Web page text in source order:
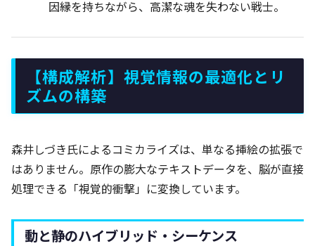
因縁を持ちながら、高潔な魂を失わない戦士。
【構成解析】視覚情報の最適化とリ
ズムの構築
森井しづき氏によるコミカライズは、単なる挿絵の拡張で
はありません。原作の膨大なテキストデータを、脳が直接
処理できる「視覚的衝撃」に変換しています。
動と静のハイブリッド・シーケンス